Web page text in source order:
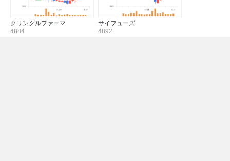
クリングルファーマ
4884
サイフューズ
4892